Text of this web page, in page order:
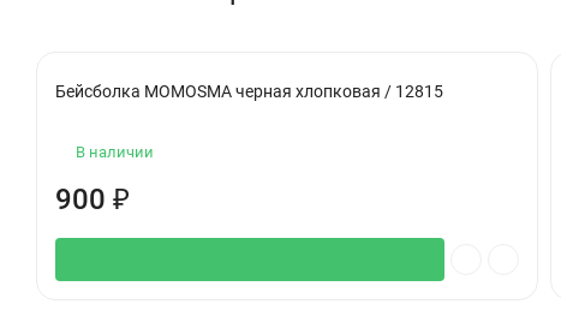
Бейсболка MOMOSMA черная хлопковая / 12815
В наличии
900 ₽